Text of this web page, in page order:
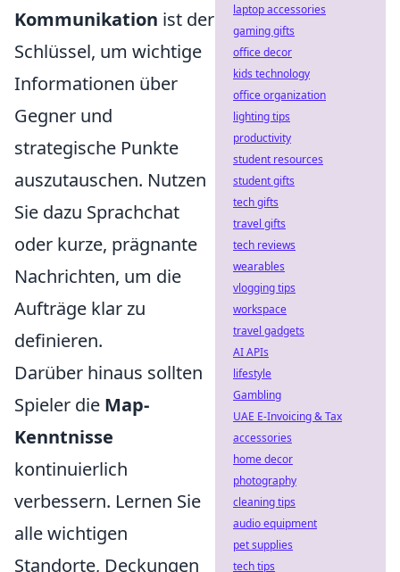
Kommunikation ist der
Schlüssel, um wichtige
Informationen über
Gegner und
strategische Punkte
auszutauschen. Nutzen
Sie dazu Sprachchat
oder kurze, prägnante
Nachrichten, um die
Aufträge klar zu
definieren.
Darüber hinaus sollten
Spieler die Map-
Kenntnisse
kontinuierlich
verbessern. Lernen Sie
alle wichtigen
Standorte, Deckungen
laptop accessories
gaming gifts
office decor
kids technology
office organization
lighting tips
productivity
student resources
student gifts
tech gifts
travel gifts
tech reviews
wearables
vlogging tips
workspace
travel gadgets
AI APIs
lifestyle
Gambling
UAE E-Invoicing & Tax
accessories
home decor
photography
cleaning tips
audio equipment
pet supplies
tech tips